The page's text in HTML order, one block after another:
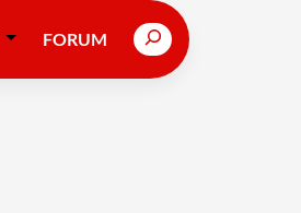
FORUM Search